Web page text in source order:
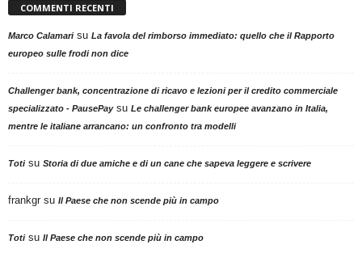
COMMENTI RECENTI
Marco Calamarisu La favola del rimborso immediato: quello che il Rapporto
europeo sulle frodi non dice
Challenger bank, concentrazione di ricavo e lezioni per il credito commerciale
specializzato - PausePaysu Le challenger bank europee avanzano in Italia,
mentre le italiane arrancano: un confronto tra modelli
Totisu Storia di due amiche e di un cane che sapeva leggere e scrivere
frankgr su Il Paese che non scende più in campo
Totisu Il Paese che non scende più in campo